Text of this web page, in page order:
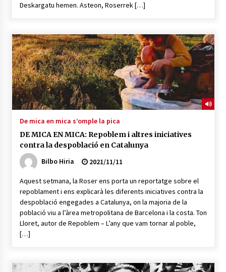
Deskargatu hemen. Asteon, Roserrek […]
De mica en mica s’omple la pica
DE MICA EN MICA: Repoblem i altres iniciatives
contra la despoblació en Catalunya
Bilbo Hiria
2021/11/11
Aquest setmana, la Roser ens porta un reportatge sobre el
repoblament i ens explicarà les diferents iniciatives contra la
despoblació engegades a Catalunya, on la majoria de la
població viu a l’àrea metropolitana de Barcelona i la costa. Ton
Lloret, autor de Repoblem – L’any que vam tornar al poble,
[…]